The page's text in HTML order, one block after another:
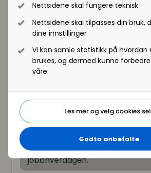
Nettsidene skal fungere teknisk
Nettsidene skal tilpasses din bruk,
dine innstillinger
Vi kan samle statistikk på hvordan
brukes, og dermed kunne
våre
Les mer og velg cookies
Godta anbefalte
Registrer deg - Få tilgang
Som medlem kan du lese hele
tillegg får du tilgang til en rekke
medlemsfordeler som hjelper
jobbhverdagen.